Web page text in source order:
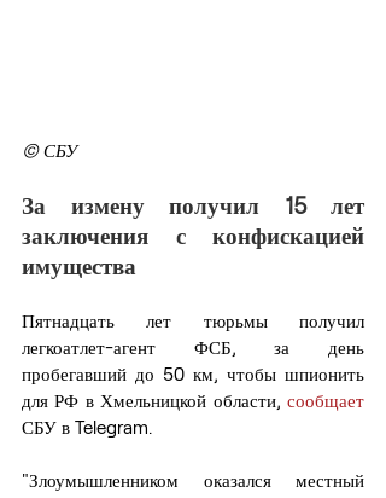
© СБУ
За измену получил 15 лет
заключения с конфискацией
имущества
Пятнадцать лет тюрьмы получил
легкоатлет-агент ФСБ, за день
пробегавший до 50 км, чтобы шпионить
для РФ в Хмельницкой области, сообщает
СБУ в Telegram.
"Злоумышленником оказался местный